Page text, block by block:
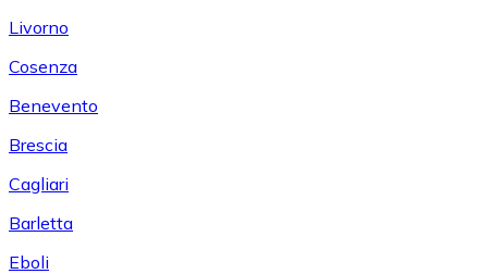
Livorno
Cosenza
Benevento
Brescia
Cagliari
Barletta
Eboli